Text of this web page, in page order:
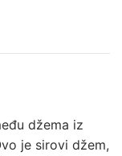
džema iz
je sirovi džem,